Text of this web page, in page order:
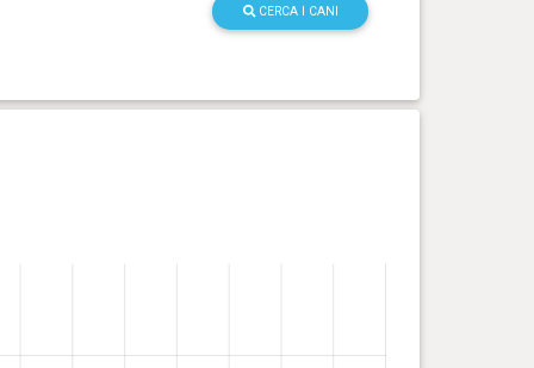
CERCA I CANI